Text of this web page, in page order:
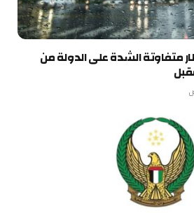
متفاوتة الشدة على الدولة من